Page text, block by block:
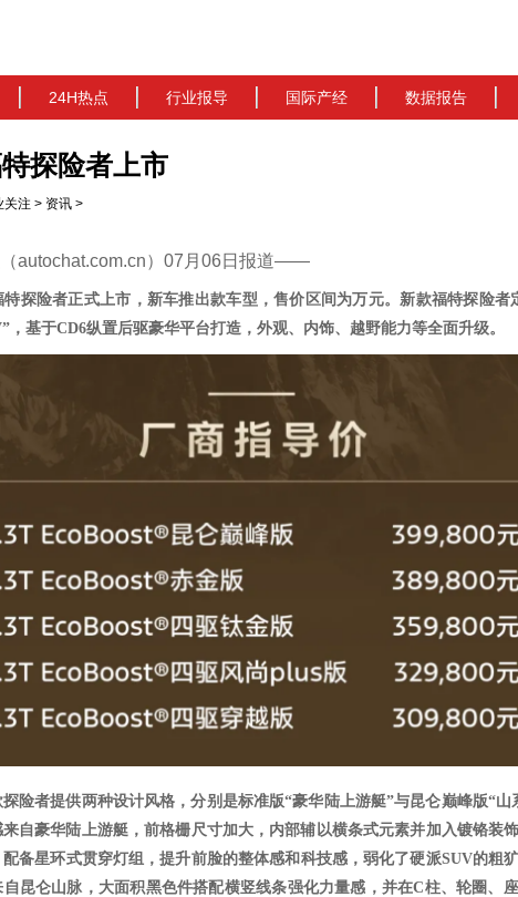
24H热点 行业报导 国际产经 数据报告
探险者上市
关注 > 资讯 >
autochat.com.cn）07月06日报道——
特探险者正式上市，新车推出款车型，售价区间为万元。新款福特探险者
，基于CD6纵置后驱豪华平台打造，外观、内饰、越野能力等全面升级。
险者提供两种设计风格，分别是标准版“豪华陆上游艇”与昆仑巅峰版“山
自豪华陆上游艇，前格栅尺寸加大，内部辅以横条式元素并加入镀铬装
备星环式贯穿灯组，提升前脸的整体感和科技感，弱化了硬派SUV的粗
昆仑山脉，大面积黑色件搭配横竖线条强化力量感，并在C柱、轮圈、